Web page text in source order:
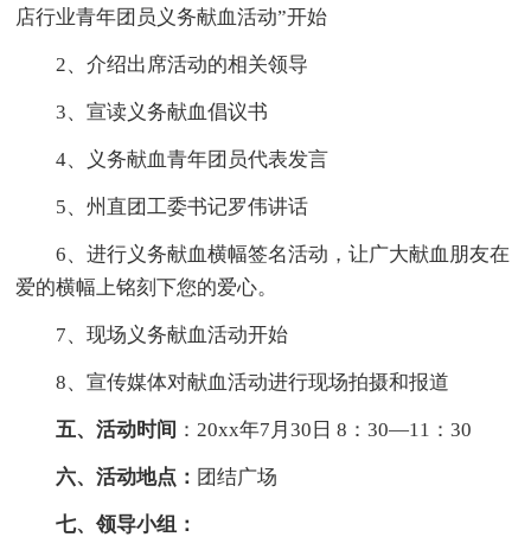
店行业青年团员义务献血活动”开始
2、介绍出席活动的相关领导
3、宣读义务献血倡议书
4、义务献血青年团员代表发言
5、州直团工委书记罗伟讲话
6、进行义务献血横幅签名活动，让广大献血朋友在
爱的横幅上铭刻下您的爱心。
7、现场义务献血活动开始
8、宣传媒体对献血活动进行现场拍摄和报道
五、活动时间 ：20xx年7月30日 8：30—11：30
六、活动地点： 团结广场
七、领导小组：